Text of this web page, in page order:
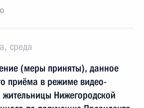
среда
(меры приняты), данное
приёма в режиме видео-
Нижегородской